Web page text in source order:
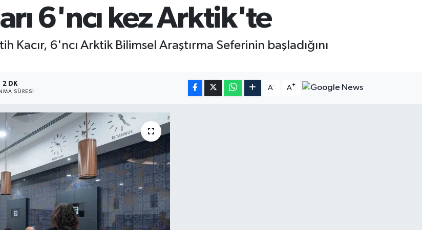
6'ncı kez Arktik'te
Kacır, 6'ncı Arktik Bilimsel Araştırma Seferinin başladığını
2 DK
SÜRESI
A- A+